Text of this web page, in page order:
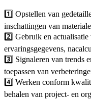
1️⃣ Opstellen van
inschattingen van
2️⃣ Gebruik en
ervaringsgegevens,
3️⃣ Signaleren van trends
toepassen van
4️⃣ Werken conform
behalen van project- en